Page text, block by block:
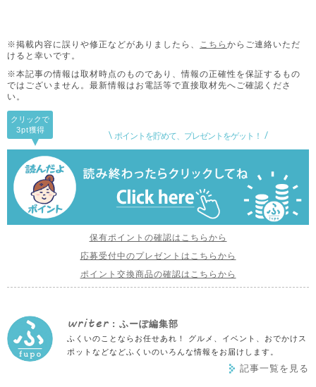
※掲載内容に誤りや修正などがありましたら、 こちら からご連絡いただ
けると幸いです。
※本記事の情報は取材時点のものであり、情報の正確性を保証するもの
ではございません。 最新情報はお電話等で直接取材先へご確認くださ
い。
ポイントを貯めて、プレゼントをゲット！
クリックで
3pt獲得
保有ポイントの確認はこちらから
応募受付中のプレゼントはこちらから
ポイント交換商品の確認はこちらから
writer : ふーぽ編集部
ふくいのことならお任せあれ！ グルメ、イベント、おでかけス
ポットなどなどふくいのいろんな情報をお届けします。
記事一覧を見る